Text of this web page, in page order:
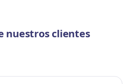
nuestros clientes